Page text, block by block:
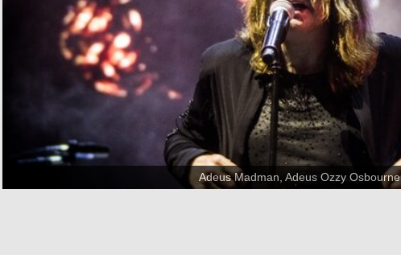
Adeus Madman, Adeus Ozzy Osbourne